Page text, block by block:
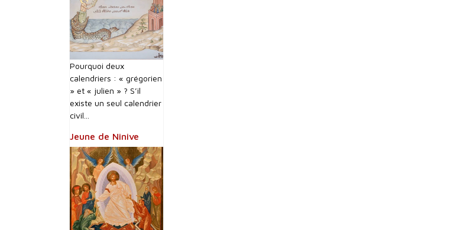
Pourquoi deux
calendriers : « grégorien
» et « julien » ? S’il
existe un seul calendrier
civil...
Jeune de Ninive